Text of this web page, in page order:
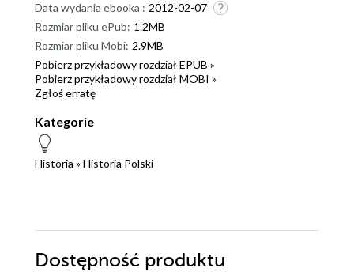
Data wydania ebooka : 2012-02-07
Rozmiar pliku ePub: 1.2MB
Rozmiar pliku Mobi: 2.9MB
Pobierz przykładowy rozdział EPUB »
Pobierz przykładowy rozdział MOBI »
Zgłoś erratę
Kategorie
Historia » Historia Polski
Dostępność produktu